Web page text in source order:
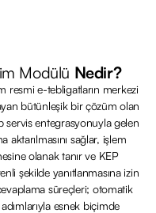
Modülü Nedir?
resmi e-tebligatların merkezi
bütünleşik bir çözüm olan
servis entegrasyonuyla gelen
sağlar, işlem
olanak tanır ve KEP
şekilde yanıtlanmasına izin
süreçleri; otomatik
esnek biçimde